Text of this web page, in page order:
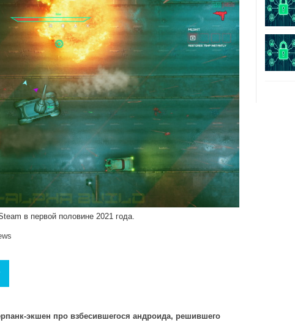
в первой половине 2021 года.
экшен про взбесившегося андроида, решившего